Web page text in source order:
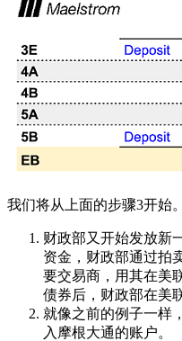
我们将从上面的步骤3开始。
财政部又开始发放新
资金，财政部通过拍
要交易商，用其在美
债券后，财政部在美
就像之前的例子一样
入摩根大通的账户。